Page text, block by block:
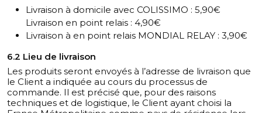
Livraison à domicile avec COLISSIMO : 5,90€
Livraison en point relais : 4,90€
Livraison à en point relais MONDIAL RELAY : 3,90€
6.2 Lieu de livraison
Les produits seront envoyés à l’adresse de livraison que
le Client a indiquée au cours du processus de
commande. Il est précisé que, pour des raisons
techniques et de logistique, le Client ayant choisi la